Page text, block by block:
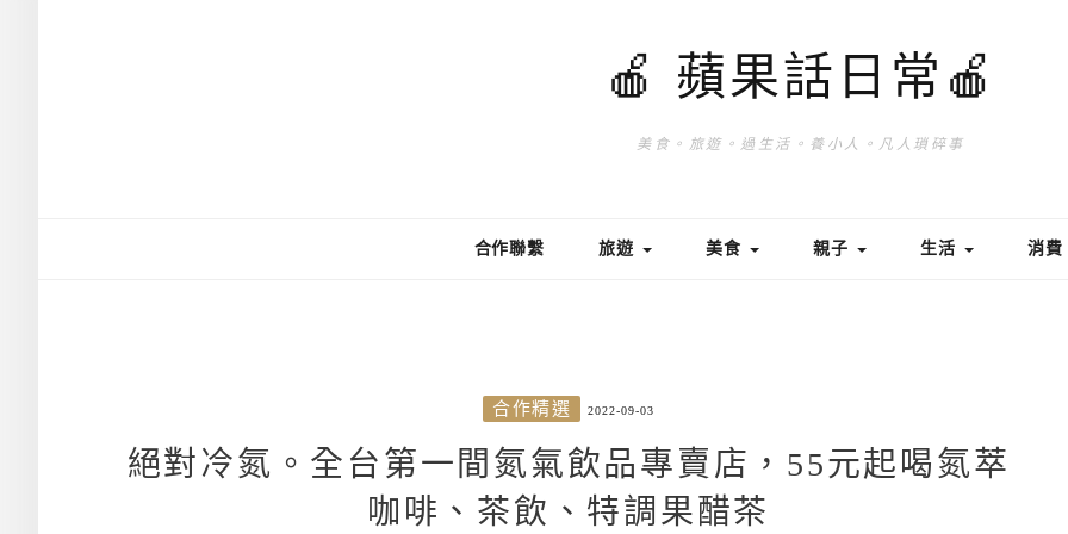
🍎 蘋果話日常🍎
美食。旅遊。過生活。養小人。凡人瑣碎事
合作聯繫 旅遊 美食 親子 生活 消費
合作精選 2022-09-03
絕對冷氮。全台第一間氮氣飲品專賣店，55元起喝氮萃
咖啡、茶飲、特調果醋茶